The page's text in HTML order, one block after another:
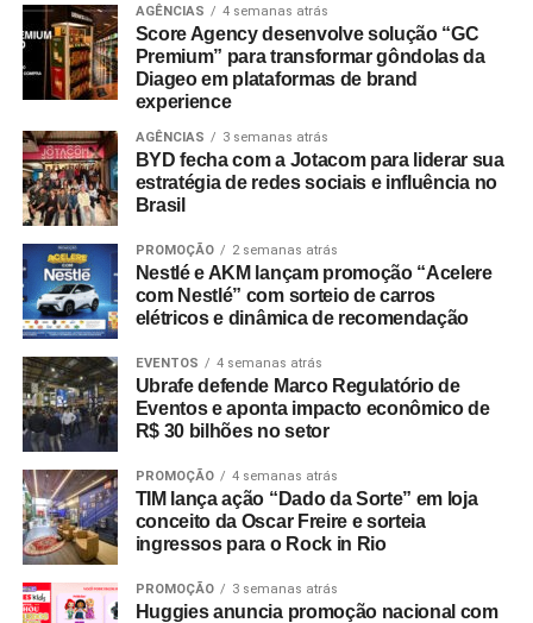
Travel Index
apontam que 80% dos colaboradores
consideram viagens de incentivo a forma mais relevante
de reconhecimento profissional — contra 20% que optam
por bonificações financeiras ou bens materiais. A
pesquisa revela ainda que essas ativações aumentam a
retenção de lembrança de marca em até 35%, além de
96% dos entrevistados relatarem incremento na
motivação.
No âmbito comercial, organizações com programas
estruturados de viagens de incentivo registram até três
vezes mais chances de ultrapassar suas metas de
vendas em comparação com concorrentes sem
programas similares.
A Copa do Mundo do México, Estados Unidos e Canadá
figurou como um dos grandes catalisadores do setor.
Segundo números da FIFA, foram comercializados mais
de 607 mil pacotes de hospitalidade durante o torneio
mundial. Do total de compradores corporativos do
programa oficial, 40% integravam o segmento B2B,
figurando o Brasil entre os dez principais mercados
AGÊNCIAS 4 semanas atrás
Score Agency desenvolve solução “GC
Premium” para transformar gôndolas da
Diageo em plataformas de brand
experience
AGÊNCIAS 3 semanas atrás
BYD fecha com a Jotacom para liderar sua
estratégia de redes sociais e influência no
Brasil
PROMOÇÃO 2 semanas atrás
Nestlé e AKM lançam promoção “Acelere
com Nestlé” com sorteio de carros
elétricos e dinâmica de recomendação
EVENTOS 4 semanas atrás
Ubrafe defende Marco Regulatório de
Eventos e aponta impacto econômico de
R$ 30 bilhões no setor
PROMOÇÃO 4 semanas atrás
TIM lança ação “Dado da Sorte” em loja
conceito da Oscar Freire e sorteia
ingressos para o Rock in Rio
PROMOÇÃO 3 semanas atrás
Huggies anuncia promoção nacional com